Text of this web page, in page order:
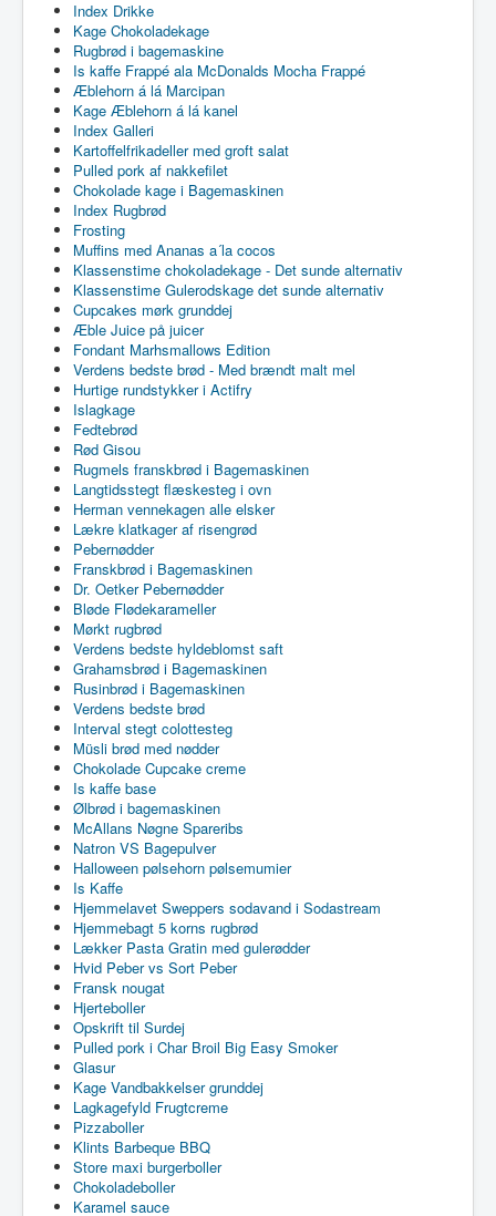
Index Drikke
Kage Chokoladekage
Rugbrød i bagemaskine
Is kaffe Frappé ala McDonalds Mocha Frappé
Æblehorn á lá Marcipan
Kage Æblehorn á lá kanel
Index Galleri
Kartoffelfrikadeller med groft salat
Pulled pork af nakkefilet
Chokolade kage i Bagemaskinen
Index Rugbrød
Frosting
Muffins med Ananas a´la cocos
Klassenstime chokoladekage - Det sunde alternativ
Klassenstime Gulerodskage det sunde alternativ
Cupcakes mørk grunddej
Æble Juice på juicer
Fondant Marhsmallows Edition
Verdens bedste brød - Med brændt malt mel
Hurtige rundstykker i Actifry
Islagkage
Fedtebrød
Rød Gisou
Rugmels franskbrød i Bagemaskinen
Langtidsstegt flæskesteg i ovn
Herman vennekagen alle elsker
Lækre klatkager af risengrød
Pebernødder
Franskbrød i Bagemaskinen
Dr. Oetker Pebernødder
Bløde Flødekarameller
Mørkt rugbrød
Verdens bedste hyldeblomst saft
Grahamsbrød i Bagemaskinen
Rusinbrød i Bagemaskinen
Verdens bedste brød
Interval stegt colottesteg
Müsli brød med nødder
Chokolade Cupcake creme
Is kaffe base
Ølbrød i bagemaskinen
McAllans Nøgne Spareribs
Natron VS Bagepulver
Halloween pølsehorn pølsemumier
Is Kaffe
Hjemmelavet Sweppers sodavand i Sodastream
Hjemmebagt 5 korns rugbrød
Lækker Pasta Gratin med gulerødder
Hvid Peber vs Sort Peber
Fransk nougat
Hjerteboller
Opskrift til Surdej
Pulled pork i Char Broil Big Easy Smoker
Glasur
Kage Vandbakkelser grunddej
Lagkagefyld Frugtcreme
Pizzaboller
Klints Barbeque BBQ
Store maxi burgerboller
Chokoladeboller
Karamel sauce